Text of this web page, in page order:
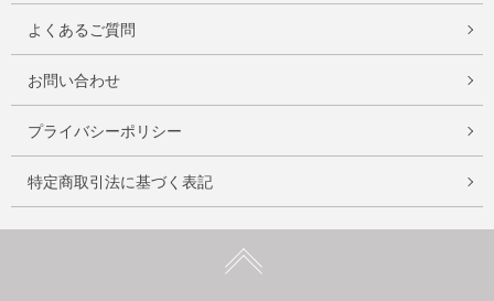
よくあるご質問
お問い合わせ
プライバシーポリシー
特定商取引法に基づく表記